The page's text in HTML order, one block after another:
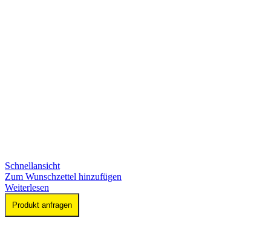
Schnellansicht
Zum Wunschzettel hinzufügen
Weiterlesen
Produkt anfragen